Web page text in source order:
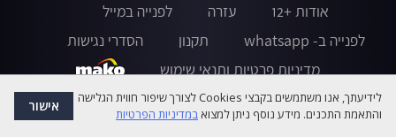
אודות +12 עזרה
לפנייה במייל
לפנייה ב- whatsapp
תקנון
הסדרי נגישות
מדיניות פרטיות ותנאי שימוש
לידיעתך, אנו משתמשים בקבצי Cookies לצורך שיפור חווית הגלישה
והתאמת התכנים. מידע נוסף ניתן למצואבמדיניות הפרטיות אישור